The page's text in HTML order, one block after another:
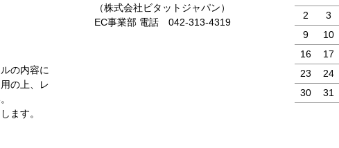
の内容に
の上、レ
ます。
（株式会社ビタットジャパン）
EC事業部 電話 042-313-4319
2
3
9
10
16
17
23
24
30
31